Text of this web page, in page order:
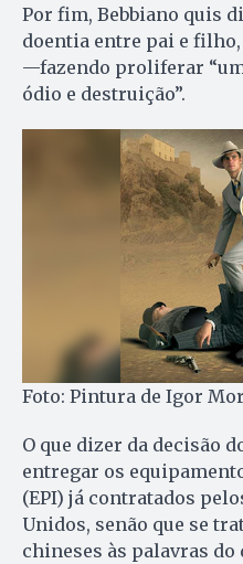
Por fim, Bebbiano quis
doentia entre pai e
—fazendo proliferar
ódio e destruição”.
Foto: Pintura de Igor
O que dizer da decisão
entregar os
(EPI) já contratados
Unidos, senão que se
chineses às palavras do